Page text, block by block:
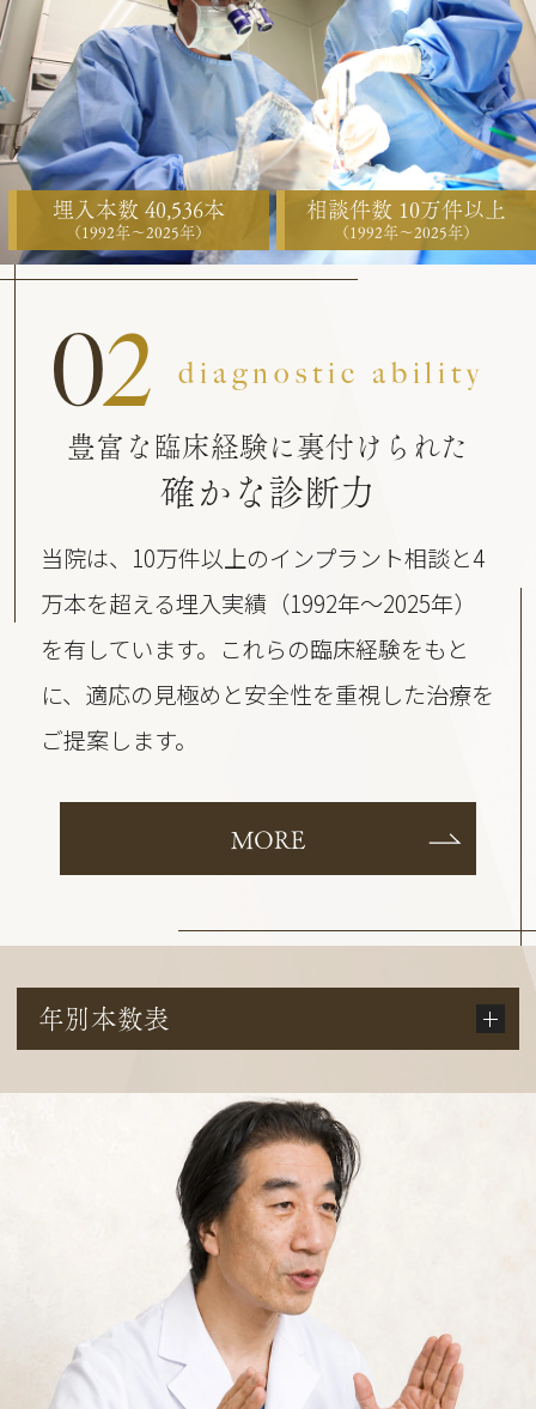
埋入本数 40,536本
（1992年〜2025年）
相談件数 10万件以上
（1992年〜2025年）
02 diagnostic ability
豊富な臨床経験に裏付けられた
確かな診断力
当院は、10万件以上のインプラント相談と4
万本を超える埋入実績（1992年〜2025年）
を有しています。これらの臨床経験をもと
に、適応の見極めと安全性を重視した治療を
ご提案します。
MORE
年別本数表